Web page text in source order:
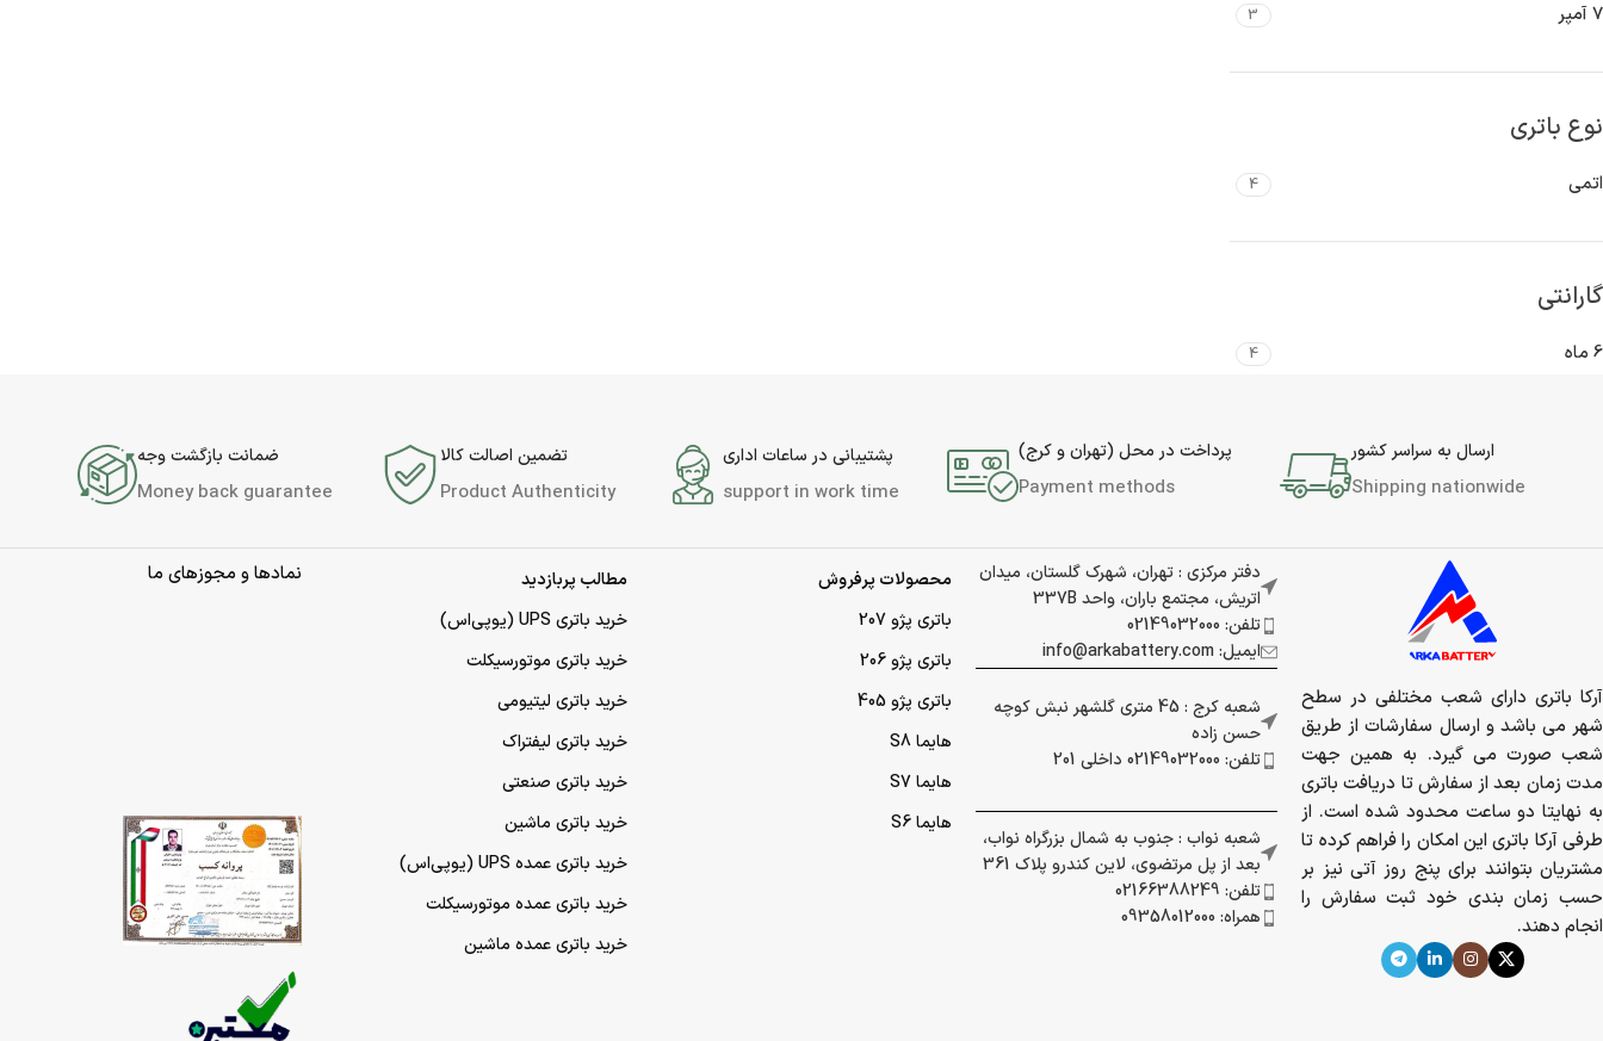
7 آمپر 3
نوع باتری
اتمی 4
گارانتی
6 ماه 4
ارسال به سراسر کشور
Shipping nationwide
پرداخت در محل (تهران و کرج)
Payment methods
پشتیبانی در ساعات اداری
support in work time
تضمین اصالت کالا
Product Authenticity
ضمانت بازگشت وجه
Money back guarantee
آرکا باتری دارای شعب مختلفی در سطح
شهر می باشد و ارسال سفارشات از طریق
شعب صورت می گیرد. به همین جهت
مدت زمان بعد از سفارش تا دریافت باتری
به نهایتا دو ساعت محدود شده است. از
طرفی آرکا باتری این امکان را فراهم کرده تا
مشتریان بتوانند برای پنج روز آتی نیز بر
حسب زمان بندی خود ثبت سفارش را
انجام دهند.
دفتر مرکزی : تهران، شهرک گلستان، میدان
اتریش، مجتمع باران، واحد 337B
تلفن: 02149032000
ایمیل: info@arkabattery.com
شعبه کرج : 45 متری گلشهر نبش کوچه
حسن زاده
تلفن: 02149032000 داخلی 201
شعبه نواب : جنوب به شمال بزرگراه نواب،
بعد از پل مرتضوی، لاین کندرو پلاک 361
تلفن: 02166388249
همراه: 09358012000
محصولات پرفروش
باتری پژو 207
باتری پژو 206
باتری پژو 405
هایما S8
هایما S7
هایما S6
مطالب پربازدید
خرید باتری UPS (یو‌پی‌اس)
خرید باتری موتورسیکلت
خرید باتری لیتیومی
خرید باتری لیفتراک
خرید باتری صنعتی
خرید باتری ماشین
خرید باتری عمده UPS (یو‌پی‌اس)
خرید باتری عمده موتورسیکلت
خرید باتری عمده ماشین
نمادها و مجوزهای ما